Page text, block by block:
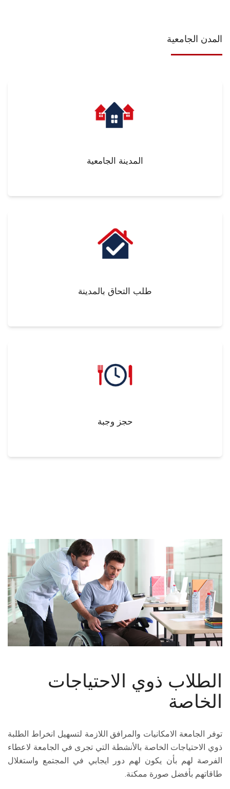
المدن الجامعية
المدينة الجامعية
طلب التحاق بالمدينة
حجز وجبة
الطلاب ذوي الاحتياجات
الخاصة
توفر الجامعة الامكانيات والمرافق اللازمة لتسهيل انخراط الطلبة
ذوي الاحتياجات الخاصة بالأنشطة التي تجرى في الجامعة لاعطاء
الفرصة لهم بأن يكون لهم دور ايجابي في المجتمع واستغلال
طاقاتهم بأفضل صورة ممكنة.